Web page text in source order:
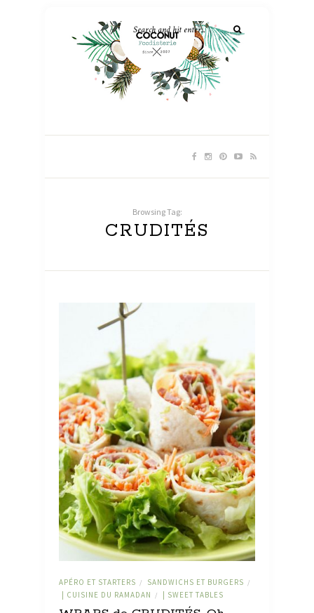
Browsing Tag:
CRUDITÉS
APÉRO ET STARTERS / SANDWICHS ET BURGERS /
| CUISINE DU RAMADAN / | SWEET TABLES